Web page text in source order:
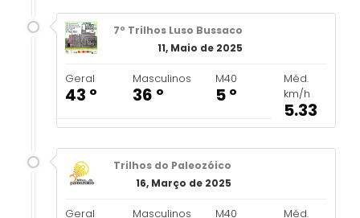
7º Trilhos Luso Bussaco
11, Maio de 2025
Geral
43 º
Masculinos
36 º
M40
5 º
Méd.
km/h
5.33
Trilhos do Paleozóico
16, Março de 2025
Geral Masculinos M40
Méd.